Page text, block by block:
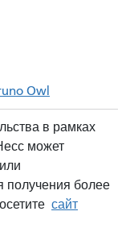
Owl
в рамках
может
получения более
сайт